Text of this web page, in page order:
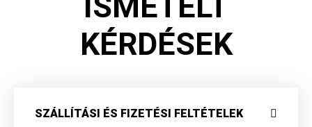
KÉRDÉSEK
SZÁLLÍTÁSI ÉS FIZETÉSI FELTÉTELEK